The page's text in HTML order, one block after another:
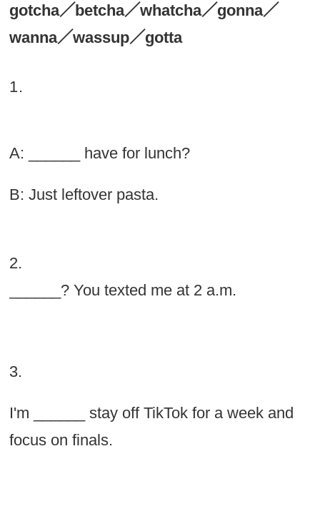
gotcha／betcha／whatcha／gonna／
wanna／wassup／gotta
1.
A: ______ have for lunch?
B: Just leftover pasta.
2.
______? You texted me at 2 a.m.
3.
I'm ______ stay off TikTok for a week and
focus on finals.